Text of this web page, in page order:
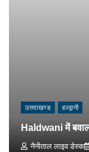
उत्तराखण्ड हल्द्वानी
Haldwani में
नैनीताल लाइव डेस्क